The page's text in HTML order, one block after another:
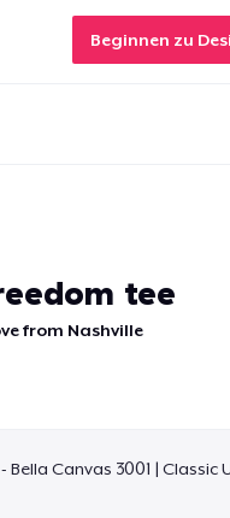
Beginnen zu
tee
from Nashville
- Bella Canvas 3001 | Classic